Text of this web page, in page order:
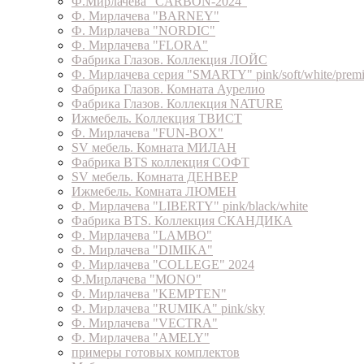
Ф. Мирлачева "BARNEY"
Ф. Мирлачева "NORDIC"
Ф. Мирлачева "FLORA"
Фабрика Глазов. Коллекция ЛОЙС
Ф. Мирлачева серия "SMARTY" pink/soft/white/
Фабрика Глазов. Комната Аурелио
Фабрика Глазов. Коллекция NATURE
Ижмебель. Коллекция ТВИСТ
Ф. Мирлачева "FUN-BOX"
SV мебель. Комната МИЛАН
Фабрика BTS коллекция СОФТ
SV мебель. Комната ДЕНВЕР
Ижмебель. Комната ЛЮМЕН
Ф. Мирлачева "LIBERTY" pink/black/white
Фабрика BTS. Коллекция СКАНДИКА
Ф. Мирлачева "LAMBO"
Ф. Мирлачева "DIMIKA"
Ф. Мирлачева "COLLEGE" 2024
Ф.Мирлачева "MONO"
Ф. Мирлачева "KEMPTEN"
Ф. Мирлачева "RUMIKA" pink/sky
Ф. Мирлачева "VECTRA"
Ф. Мирлачева "AMELY"
примеры готовых комплектов